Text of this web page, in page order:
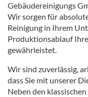
Gebäudereinigungs
Wir sorgen für
Reinigung in Ihrem
Produktionsablauf
gewährleistet.
Wir sind zuverlässig,
dass Sie mit unserer
Neben den